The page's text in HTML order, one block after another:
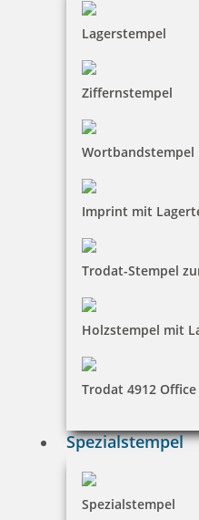
Lagerstempel
Ziffernstempel
Wortbandstempel
Imprint mit
Trodat-Stempel
Holzstempel mit
Trodat 4912
Spezialstempel
Spezialstempel